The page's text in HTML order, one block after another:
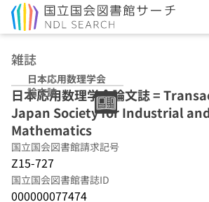
雑誌
日本応用数理学会
論文誌
日本応用数理学会論文誌 =
Japan Society for Industrial
Mathematics
国立国会図書館請求記号
Z15-727
国立国会図書館書誌ID
000000077474